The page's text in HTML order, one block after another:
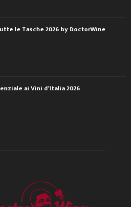
le Tasche 2026 by DoctorWine
ai Vini d’Italia 2026